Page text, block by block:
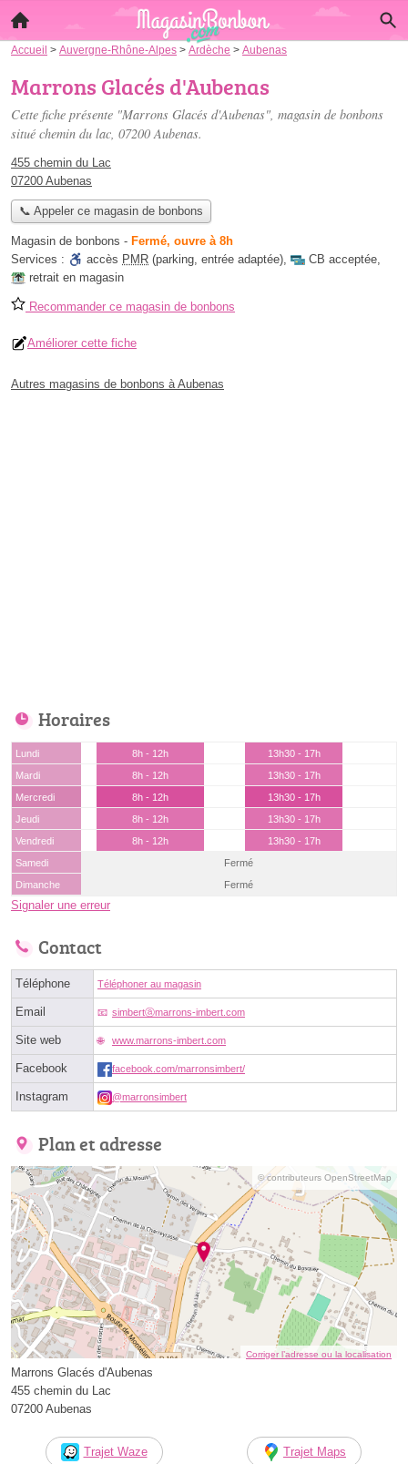
Accueil > Auvergne-Rhône-Alpes > Ardèche > Aubenas
Marrons Glacés d'Aubenas
Cette fiche présente "Marrons Glacés d'Aubenas", magasin de bonbons
situé chemin du lac, 07200 Aubenas.
455 chemin du Lac
07200 Aubenas
📞 Appeler ce magasin de bonbons
Magasin de bonbons - Fermé, ouvre à 8h
Services :
accès PMR (parking, entrée adaptée), CB acceptée,
retrait en magasin
Recommander ce magasin de bonbons
Améliorer cette fiche
Autres magasins de bonbons à Aubenas
Horaires
Lundi 8h - 12h
13h30 - 17h
Mardi
8h - 12h
13h30 - 17h
Mercredi
8h - 12h
13h30 - 17h
Jeudi
8h - 12h
13h30 - 17h
Vendredi
8h - 12h
13h30 - 17h
Samedi
Fermé
Dimanche
Fermé
Signaler une erreur
Contact
Téléphone Téléphoner au magasin
Email simbertⓐmarrons-imbert.com
Site web www.marrons-imbert.com
Facebook facebook.com/marronsimbert/
Instagram @marronsimbert
Plan et adresse
© contributeurs OpenStreetMap
Corriger l’adresse ou la localisation
Marrons Glacés d'Aubenas
455 chemin du Lac
07200 Aubenas
Trajet Waze Trajet Maps